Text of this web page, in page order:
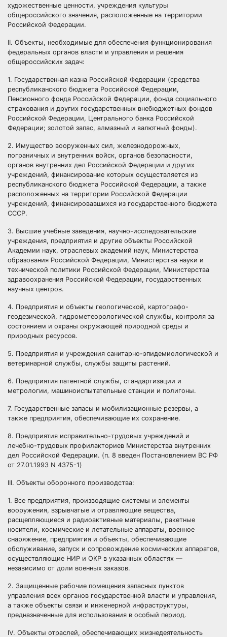
художественные ценности, учреждения культуры
общероссийского значения, расположенные на территории
Российской Федерации.
II. Объекты, необходимые для обеспечения функционирования
федеральных органов власти и управления и решения
общероссийских задач:
1. Государственная казна Российской Федерации (средства
республиканского бюджета Российской Федерации,
Пенсионного фонда Российской Федерации, фонда социального
страхования и других государственных внебюджетных фондов
Российской Федерации, Центрального банка Российской
Федерации; золотой запас, алмазный и валютный фонды).
2. Имущество вооруженных сил, железнодорожных,
пограничных и внутренних войск, органов безопасности,
органов внутренних дел Российской Федерации и других
учреждений, финансирование которых осуществляется из
республиканского бюджета Российской Федерации, а также
расположенных на территории Российской Федерации
учреждений, финансировавшихся из государственного бюджета
СССР.
3. Высшие учебные заведения, научно-исследовательские
учреждения, предприятия и другие объекты Российской
Академии наук, отраслевых академий наук, Министерства
образования Российской Федерации, Министерства науки и
технической политики Российской Федерации, Министерства
здравоохранения Российской Федерации, государственных
научных центров.
4. Предприятия и объекты геологической, картографо-
геодезической, гидрометеорологической службы, контроля за
состоянием и охраны окружающей природной среды и
природных ресурсов.
5. Предприятия и учреждения санитарно-эпидемиологической и
ветеринарной службы, службы защиты растений.
6. Предприятия патентной службы, стандартизации и
метрологии, машиноиспытательные станции и полигоны.
7. Государственные запасы и мобилизационные резервы, а
также предприятия, обеспечивающие их сохранение.
8. Предприятия исправительно-трудовых учреждений и
лечебно-трудовых профилакториев Министерства внутренних
дел Российской Федерации. (п. 8 введен Постановлением ВС РФ
от 27.01.1993 N 4375-1)
III. Объекты оборонного производства:
1. Все предприятия, производящие системы и элементы
вооружения, взрывчатые и отравляющие вещества,
расщепляющиеся и радиоактивные материалы, ракетные
носители, космические и летательные аппараты, военное
снаряжение, предприятия и объекты, обеспечивающие
обслуживание, запуск и сопровождение космических аппаратов,
осуществляющие НИР и ОКР в указанных областях —
независимо от доли военных заказов.
2. Защищенные рабочие помещения запасных пунктов
управления всех органов государственной власти и управления,
а также объекты связи и инженерной инфраструктуры,
предназначенные для использования в особый период.
IV. Объекты отраслей, обеспечивающих жизнедеятельность